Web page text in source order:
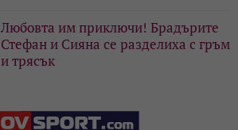
Любовта им приключи! Брадърите
Стефан и Сияна се разделиха с гръм
и трясък